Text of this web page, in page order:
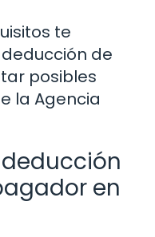
te
de
posibles
la Agencia
en